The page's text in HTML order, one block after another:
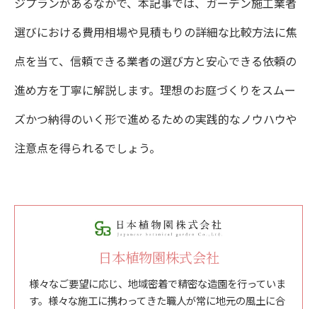
選びにおける費用相場や見積もりの詳細な比較方法に焦
点を当て、信頼できる業者の選び方と安心できる依頼の
進め方を丁寧に解説します。理想のお庭づくりをスムー
ズかつ納得のいく形で進めるための実践的なノウハウや
注意点を得られるでしょう。
日本植物園株式会社
様々なご要望に応じ、地域密着で精密な造園を行っていま
す。様々な施工に携わってきた職人が常に地元の風土に合